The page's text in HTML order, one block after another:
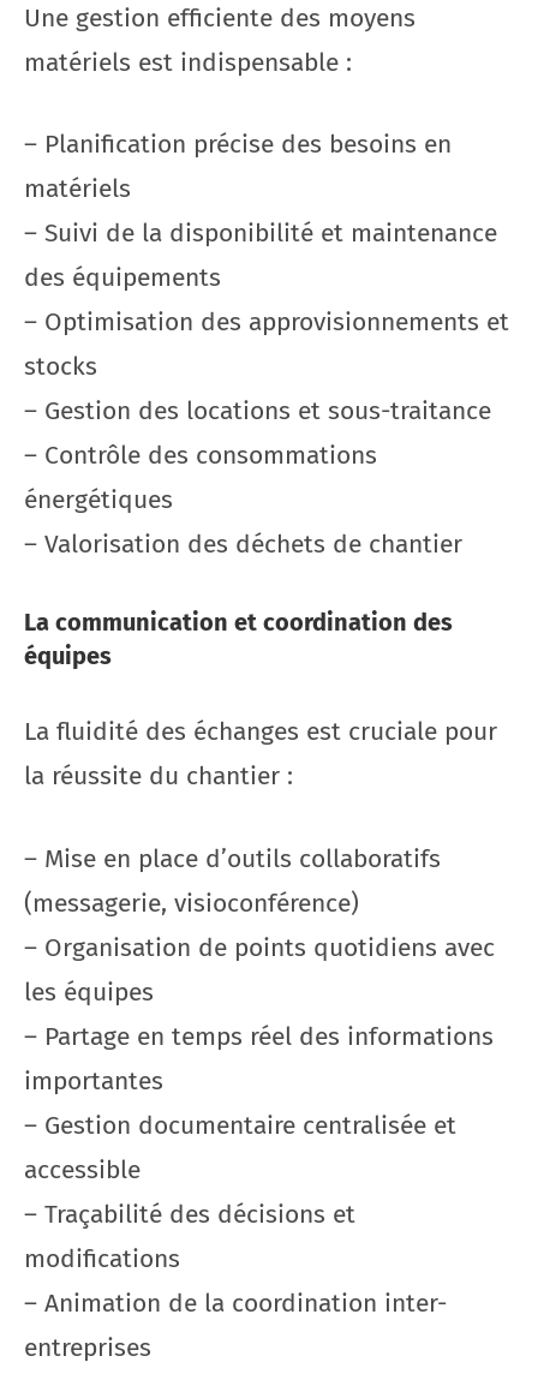
Une gestion efficiente des moyens
matériels est indispensable :
– Planification précise des besoins en
matériels
– Suivi de la disponibilité et maintenance
des équipements
– Optimisation des approvisionnements et
stocks
– Gestion des locations et sous-traitance
– Contrôle des consommations
énergétiques
– Valorisation des déchets de chantier
La communication et coordination des
équipes
La fluidité des échanges est cruciale pour
la réussite du chantier :
– Mise en place d’outils collaboratifs
(messagerie, visioconférence)
– Organisation de points quotidiens avec
les équipes
– Partage en temps réel des informations
importantes
– Gestion documentaire centralisée et
accessible
– Traçabilité des décisions et
modifications
– Animation de la coordination inter-
entreprises